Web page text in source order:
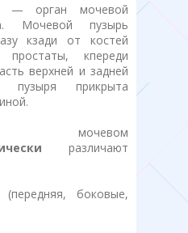
— орган мочевой
Мочевой пузырь
кзади от костей
кпереди
верхней и задней
пузыря прикрыта
различают
боковые,